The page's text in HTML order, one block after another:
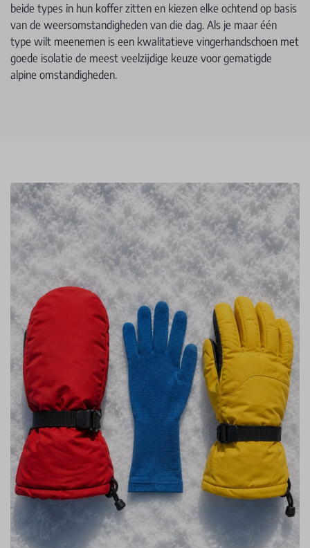
beide types in hun koffer zitten en kiezen elke ochtend op basis
van de weersomstandigheden van die dag. Als je maar één
type wilt meenemen is een kwalitatieve vingerhandschoen met
goede isolatie de meest veelzijdige keuze voor gematigde
alpine omstandigheden.